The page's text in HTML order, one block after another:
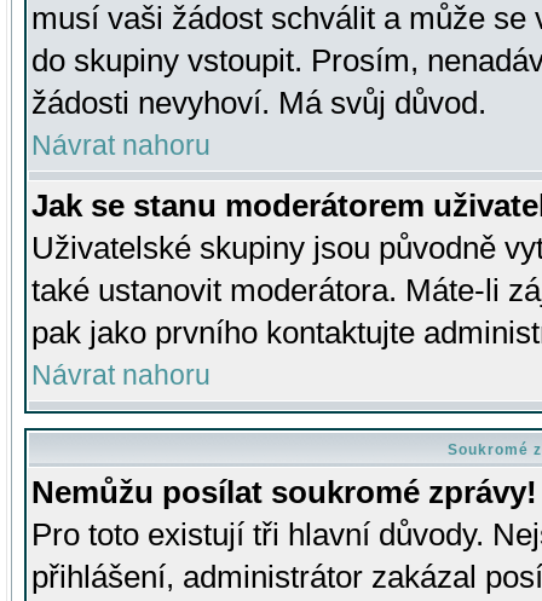
musí vaši žádost schválit a může se
do skupiny vstoupit. Prosím,
žádosti nevyhoví. Má svůj důvod.
Návrat nahoru
Jak se stanu moderátorem
Uživatelské skupiny jsou původně
také ustanovit moderátora. Máte-li
pak jako prvního kontaktujte
Návrat nahoru
Soukromé
Nemůžu posílat soukromé zprávy!
Pro toto existují tři hlavní důvody.
přihlášení, administrátor zakázal